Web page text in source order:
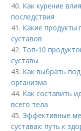
40. Как курение
последствия
41. Какие продукты
суставов
42. Топ-10
суставы
43. Как выбрать
организма
44. Как составить
всего тела
45. Эффективные
суставах: путь к